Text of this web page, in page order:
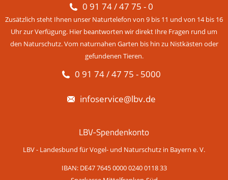
0 91 74 / 47 75 - 0
Zusätzlich steht Ihnen unser Naturtelefon von 9 bis 11 und von 14 bis 16
Uhr zur Verfügung. Hier beantworten wir direkt Ihre Fragen rund um
den Naturschutz. Vom naturnahen Garten bis hin zu Nistkästen oder
gefundenen Tieren.
0 91 74 / 47 75 - 5000
infoservice@lbv.de
LBV-Spendenkonto
LBV - Landesbund für Vogel- und Naturschutz in Bayern e. V.
IBAN: DE47 7645 0000 0240 0118 33